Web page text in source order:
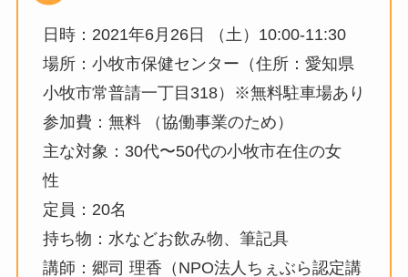
日時：2021年6月26日 （土）10:00-11:30
場所：小牧市保健センター（住所：愛知県
小牧市常普請一丁目318）※無料駐車場あり
参加費：無料 （協働事業のため）
主な対象：30代〜50代の小牧市在住の女
性
定員：20名
持ち物：水などお飲み物、筆記具
講師：郷司 理香（NPO法人ちぇぶら認定講